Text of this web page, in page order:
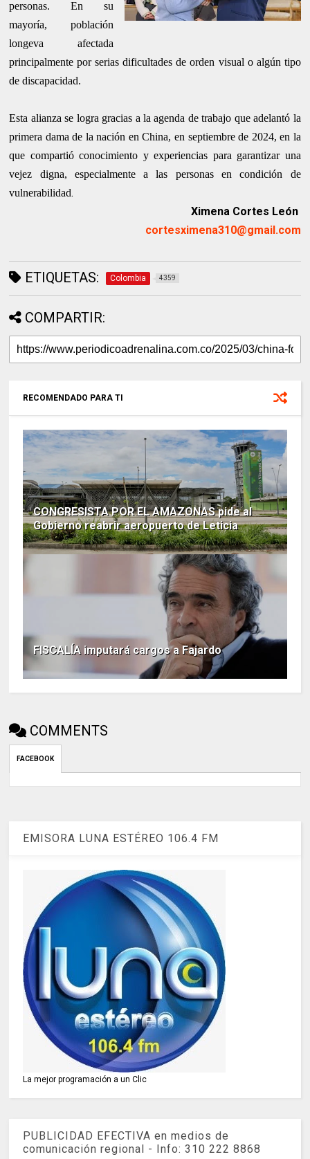
personas. En su
mayoría, población
longeva afectada
principalmente por serias dificultades de orden visual o algún tipo
de discapacidad.
Esta alianza se logra gracias a la agenda de trabajo que adelantó la
primera dama de la nación en China, en septiembre de 2024, en la
que compartió conocimiento y experiencias para garantizar una
vejez digna, especialmente a las personas en condición de
vulnerabilidad.
Ximena Cortes León
cortesximena310@gmail.com
ETIQUETAS: Colombia 4359
COMPARTIR:
RECOMENDADO PARA TI
CONGRESISTA POR EL AMAZONAS pide al
Gobierno reabrir aeropuerto de Leticia
FISCALÍA imputará cargos a Fajardo
COMMENTS
FACEBOOK
EMISORA LUNA ESTÉREO 106.4 FM
La mejor programación a un Clic
PUBLICIDAD EFECTIVA en medios de
comunicación regional - Info: 310 222 8868